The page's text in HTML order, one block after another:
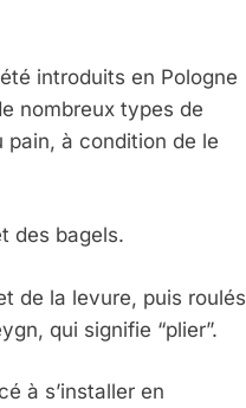
introduits en Pologne
nombreux types de
à condition de le
des bagels.
de la levure, puis roulés
qui signifie “plier”.
à s’installer en